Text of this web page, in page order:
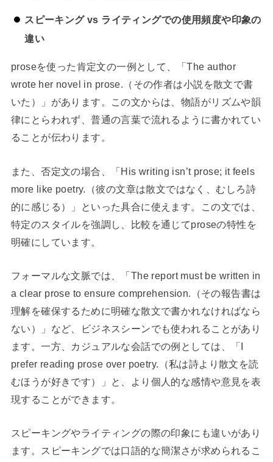
スピーキング vs ライティングでの使用頻度や印象の
違い
proseを使った肯定文の一例として、「The author
wrote her novel in prose.（その作者は小説を散文で書
いた）」があります。この文からは、物語がリズムや韻
律にとらわれず、普通の言葉で流れるように書かれてい
ることが伝わります。
また、否定文の場合、「His writing isn’t prose; it feels
more like poetry.（彼の文章は散文ではなく、むしろ詩
的に感じる）」といった具合に使えます。この文では、
特定のスタイルを強調し、比較を通じてproseの特性を
明確にしています。
フォーマルな文脈では、「The report must be written in
a clear prose to ensure comprehension.（その報告書は
理解を確保するために明確な散文で書かれなければなら
ない）」など、ビジネスシーンでも使われることがあり
ます。一方、カジュアルな会話での例としては、「I
prefer reading prose over poetry.（私は詩より散文を読
むほうが好きです）」と、より個人的な感情や意見を表
現することができます。
スピーキングやライティングの際の印象にも違いがあり
ます。スピーキングでは口語的な簡潔さが求められるこ